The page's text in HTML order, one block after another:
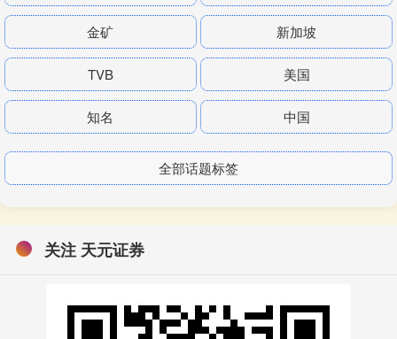
金矿 新加坡
TVB 美国
知名 中国
全部话题标签
关注 天元证券